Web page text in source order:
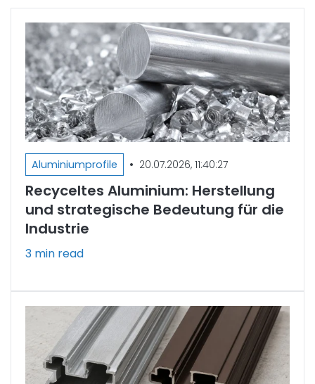
Aluminiumprofile • 20.07.2026, 11:40:27
Recyceltes Aluminium: Herstellung
und strategische Bedeutung für die
Industrie
3 min read